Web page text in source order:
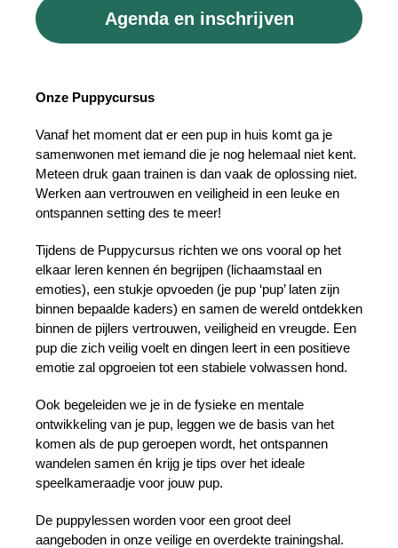
Agenda en inschrijven
Onze Puppycursus
Vanaf het moment dat er een pup in huis komt ga je
samenwonen met iemand die je nog helemaal niet kent.
Meteen druk gaan trainen is dan vaak de oplossing niet.
Werken aan vertrouwen en veiligheid in een leuke en
ontspannen setting des te meer!
Tijdens de Puppycursus richten we ons vooral op het
elkaar leren kennen én begrijpen (lichaamstaal en
emoties), een stukje opvoeden (je pup ‘pup’ laten zijn
binnen bepaalde kaders) en samen de wereld ontdekken
binnen de pijlers vertrouwen, veiligheid en vreugde. Een
pup die zich veilig voelt en dingen leert in een positieve
emotie zal opgroeien tot een stabiele volwassen hond.
Ook begeleiden we je in de fysieke en mentale
ontwikkeling van je pup, leggen we de basis van het
komen als de pup geroepen wordt, het ontspannen
wandelen samen én krijg je tips over het ideale
speelkameraadje voor jouw pup.
De puppylessen worden voor een groot deel
aangeboden in onze veilige en overdekte trainingshal.